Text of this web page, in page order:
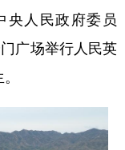
央人民政府委员
广场举行人民英